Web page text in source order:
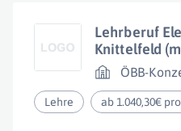
Lehrberuf
Knittelfeld
ÖBB-
Lehre ab 1.040,30€